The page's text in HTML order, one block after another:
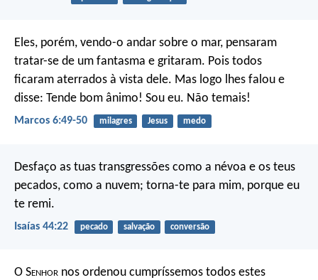
Eles, porém, vendo-o andar sobre o mar, pensaram
tratar-se de um fantasma e gritaram. Pois todos
ficaram aterrados à vista dele. Mas logo lhes falou e
disse: Tende bom ânimo! Sou eu. Não temais!
Marcos 6:49-50 milagres Jesus medo
Desfaço as tuas transgressões como a névoa e os teus
pecados, como a nuvem; torna-te para mim, porque eu
te remi.
Isaías 44:22 pecado salvação conversão
O Senhor nos ordenou cumpríssemos todos estes